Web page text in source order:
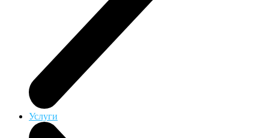
Услуги